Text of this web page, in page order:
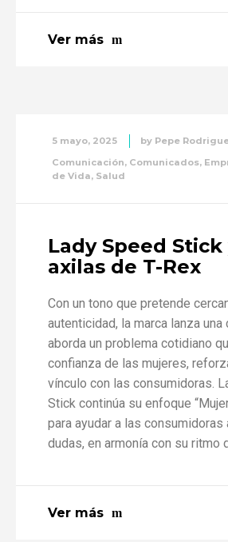
Ver más
5 mayo, 2025 by Pepe
Comunicación, Comunicados,
de Vida, Salud
Lady Speed Stick
axilas de T-Rex
Con un tono que pretende
autenticidad, la marca lanza una
aborda un problema cotidiano
confianza de las mujeres,
vínculo con las consumidoras.
Stick continúa su enfoque
para ayudar a las consumidoras
dudas, en armonía con su ritmo
Ver más